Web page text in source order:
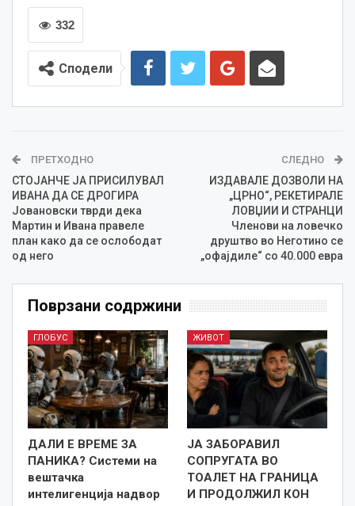
332
Сподели
ПРЕТХОДНО
СТОЈАНЧЕ ЈА ПРИСИЛУВАЛ
ИВАНА ДА СЕ ДРОГИРА
Јовановски тврди дека
Мартин и Ивана правеле
план како да се ослободат
од него
СЛЕДНО
ИЗДАВАЛЕ ДОЗВОЛИ НА
„ЦРНО“, РЕКЕТИРАЛЕ
ЛОВЏИИ И СТРАНЦИ
Членови на ловечко
друштво во Неготино се
„офајдиле“ со 40.000 евра
Поврзани содржини
ГЛОБУС
ДАЛИ Е ВРЕМЕ ЗА
ПАНИКА? Системи на
вештачка
интелигенција надвор
ЖИВОТ
ЈА ЗАБОРАВИЛ
СОПРУГАТА ВО
ТОАЛЕТ НА ГРАНИЦА
И ПРОДОЛЖИЛ КОН